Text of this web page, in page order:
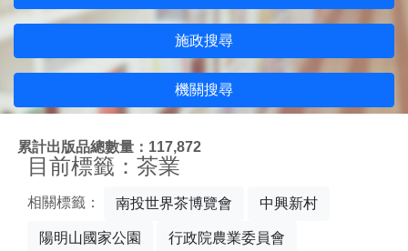
施政搜尋
機關搜尋
累計出版品總數量：117,872
目前標籤：茶業
相關標籤： 南投世界茶博覽會 中興新村
陽明山國家公園 行政院農業委員會